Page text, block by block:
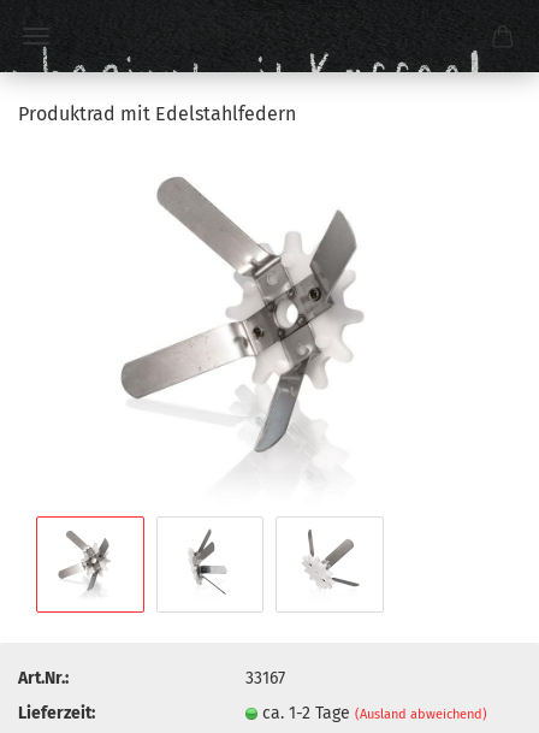
Produktrad mit Edelstahlfedern
Art.Nr.:
33167
Lieferzeit:
ca. 1-2 Tage(Ausland abweichend)